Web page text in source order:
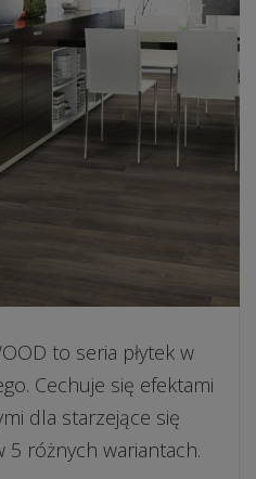
to seria płytek w
Cechuje się efektami
dla starzejące się
5 różnych wariantach.